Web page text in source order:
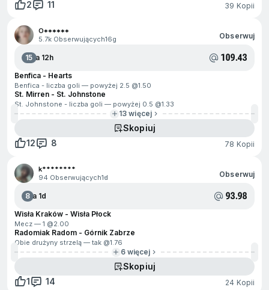
2
11 39 Kopii
O******
5.7k Obserwujących16g Obserwuj
15Za 12h 109.43
Benfica - Hearts
Benfica - liczba goli — powyżej 2.5 @1.50
St. Mirren - St. Johnstone
St. Johnstone - liczba goli — powyżej 0.5 @1.33
13 więcej
Skopiuj
12
8 78 Kopii
k********
94 Obserwujących1d Obserwuj
8Za 1d 93.98
Wisła Kraków - Wisła Płock
Mecz — 1 @2.00
Radomiak Radom - Górnik Zabrze
Obie drużyny strzelą — tak @1.76
6 więcej
Skopiuj
1
14 24 Kopii